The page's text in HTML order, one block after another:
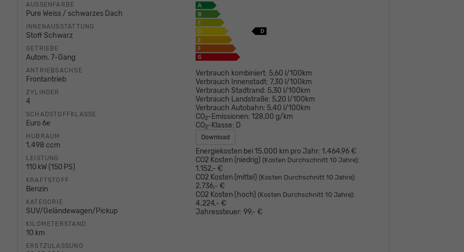
AUSSENFARBE
Pure Weiss / schwarzes Dach
INNENAUSSTATTUNG
Stoff Schwarz
GETRIEBE
Autom. 7-Gang
ANTRIEBSACHSE
Frontantrieb
ZYLINDER
4
SCHADSTOFFKLASSE
Euro 6e
HUBRAUM
1.498 ccm
LEISTUNG
110 kW (150 PS)
KRAFTSTOFF
Benzin
KATEGORIE
SUV/Geländewagen/Pickup
KILOMETERSTAND
10 km
ERSTZULASSUNG
Verbrauch kombiniert: 5,60 l/100km
Verbrauch Innenstadt: 7,30 l/100km
Verbrauch Stadtrand: 5,30 l/100km
Verbrauch Landstraße: 5,20 l/100km
Verbrauch Autobahn: 5,40 l/100km
CO2-Emissionen: 128,00 g/km
CO2-Klasse: D
Download
Energiekosten bei 15.000 km pro Jahr: 1.464,96 €
CO2 Kosten (niedrig) (Kosten Durchschnitt 10 Jahre):
1.152,- €
CO2 Kosten (mittel) (Kosten Durchschnitt 10 Jahre):
2.736,- €
CO2 Kosten (hoch) (Kosten Durchschnitt 10 Jahre):
4.224,- €
Jahressteuer: 99,- €